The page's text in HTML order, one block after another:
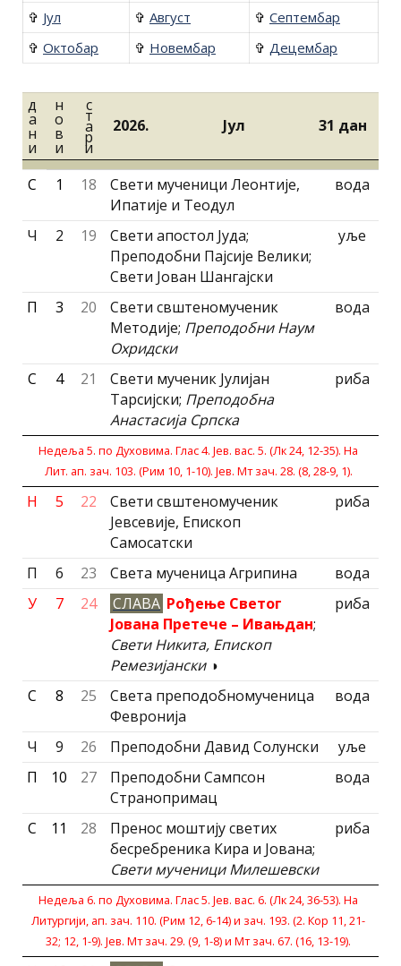
✞ Jул ✞ Август ✞ Септембар
✞ Октобар ✞ Новембар ✞ Децембар
д
а
н
и
н
о
в
и
с
т
а
р
и
2026. Jул 31 дан
С 1 18
Свети мученици Леонтије,
Ипатије и Теодул
вода
Ч 2 19
Свети апостол Јуда;
Преподобни Пајсије Велики;
Свети Јован Шангајски
уље
П 3 20
Свети свштеномученик
Методије; Преподобни Наум
Охридски
вода
С 4 21
Свети мученик Јулијан
Тарсијски; Преподобна
Анастасија Српска
риба
Недеља 5. по Духовима. Глас 4. Јев. вас. 5. (Лк 24, 12-35). На
Лит. ап. зач. 103. (Рим 10, 1-10). Јев. Мт зач. 28. (8, 28-9, 1).
Н 5 22
Свети свштеномученик
Јевсевије, Епископ
Самосатски
риба
П 6 23 Света мученица Агрипина
вода
У
7 24 СЛАВА Рођење Светог
Јована Претече – Ивањдан;
Свети Никита, Епископ
Ремезиjански ◑
риба
С 8 25
Света преподобномученица
Февронија
вода
Ч 9 26 Преподобни Давид Солунски
уље
П
10 27
Преподобни Сампсон
Странопримац
вода
С 11 28
Пренос моштију светих
бесребреника Кира и Јована;
Свети мученици Милешевски
риба
Недеља 6. по Духовима. Глас 5. Јев. вас. 6. (Лк 24, 36-53). На
Литургиjи, ап. зач. 110. (Рим 12, 6-14) и зач. 193. (2. Кор 11, 21-
32; 12, 1-9). Јев. Мт зач. 29. (9, 1-8) и Мт зач. 67. (16, 13-19).